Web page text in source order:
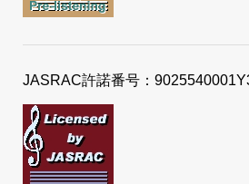
JASRAC許諾番号：